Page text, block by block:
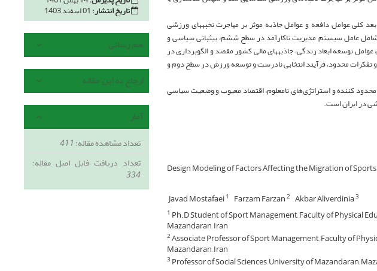
30 تم­ فرعی، 13 تم ­اصلی و دو بعد کلی عوامل دافعه و عوامل جاذبه موثر بر مهاجرت نخبه­های ­ورزشی
عامل سیستم ­مدیریت ­ناکارآمد در سطح ­ششم، بی­ثباتی ­سیاسی و
توسعه ابعاد زندگی، جاذبه­های ­مالی کشور مقصد و الگوبرداری در
محدود، فرآیند انتخابی نادرست و توسعه­ ورزش در سطح ­دوم و
محدود کننده و استراتژی‌های نامعلوم، اقتصاد معیوب و وضعیت ­سیاسی
در ایران است.
Design Modeling of Factors Affecting the Migration of
Javad Mostafaei1 Farzam Farzan2 Akbar Aliverdinia3
1 Ph.D Student of Sport Management, Faculty of Physical
Mazandaran, Iran
2Associate Professor of Sport Management, Faculty of
Mazandaran, Iran
3 Professor of Social Sciences, University of Mazandaran,
تاریخ انتشار:
هم رسانی
ارجاع به این مقاله
آمار
تعداد مشاهده مقاله:411
تعداد دریافت فایل اصل مقاله:
334